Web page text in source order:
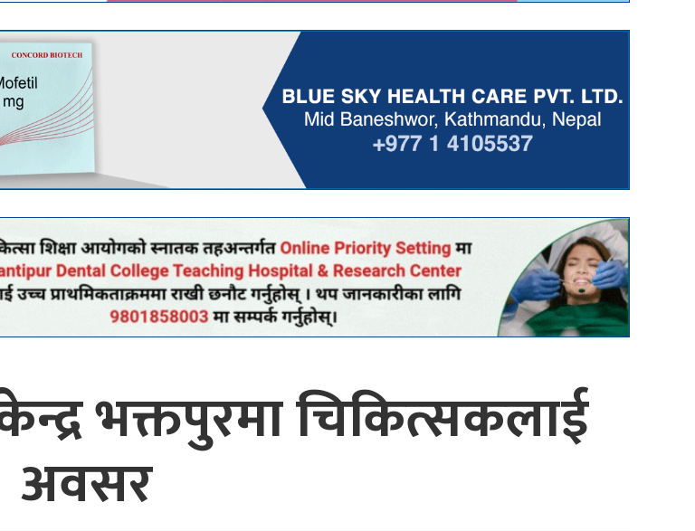
भक्तपुरमा चिकित्सकलाई
अवसर